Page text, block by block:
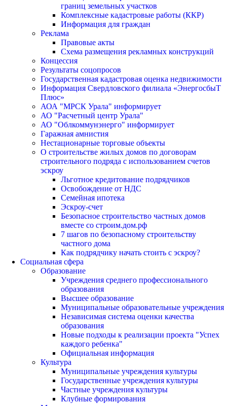
границ земельных участков
Комплексные кадастровые работы (ККР)
Информация для граждан
Реклама
Правовые акты
Схема размещения рекламных конструкций
Концессия
Результаты соцопросов
Государственная кадастровая оценка недвижимости
Информация Свердловского филиала «ЭнергосбыТ
Плюс»
АОА "МРСК Урала" информирует
АО "Расчетный центр Урала"
АО "Облкоммунэнерго" информирует
Гаражная амнистия
Нестационарные торговые объекты
О строительстве жилых домов по договорам
строительного подряда с использованием счетов
эскроу
Льготное кредитование подрядчиков
Освобождение от НДС
Семейная ипотека
Эскроу-счет
Безопасное строительство частных домов
вместе со строим.дом.рф
7 шагов по безопасному строительству
частного дома
Как подрядчику начать стоить с эскроу?
Социальная сфера
Образование
Учреждения среднего профессионального
образования
Высшее образование
Муниципальные образовательные учреждения
Независимая система оценки качества
образования
Новые подходы к реализации проекта "Успех
каждого ребенка"
Официальная информация
Культура
Муниципальные учреждения культуры
Государственные учреждения культуры
Частные учреждения культуры
Клубные формирования